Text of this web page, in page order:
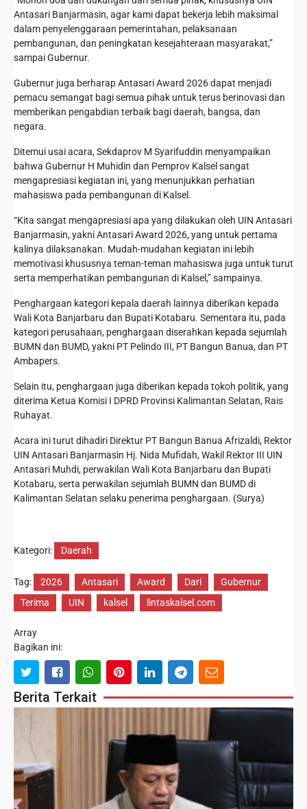
Antasari Banjarmasin, agar kami dapat bekerja lebih maksimal
dalam penyelenggaraan pemerintahan, pelaksanaan
pembangunan, dan peningkatan kesejahteraan masyarakat,”
sampai Gubernur.
Gubernur juga berharap Antasari Award 2026 dapat menjadi
pemacu semangat bagi semua pihak untuk terus berinovasi dan
memberikan pengabdian terbaik bagi daerah, bangsa, dan
negara.
Ditemui usai acara, Sekdaprov M Syarifuddin menyampaikan
bahwa Gubernur H Muhidin dan Pemprov Kalsel sangat
mengapresiasi kegiatan ini, yang menunjukkan perhatian
mahasiswa pada pembangunan di Kalsel.
“Kita sangat mengapresiasi apa yang dilakukan oleh UIN Antasari
Banjarmasin, yakni Antasari Award 2026, yang untuk pertama
kalinya dilaksanakan. Mudah-mudahan kegiatan ini lebih
memotivasi khususnya teman-teman mahasiswa juga untuk turut
serta memperhatikan pembangunan di Kalsel,” sampainya.
Penghargaan kategori kepala daerah lainnya diberikan kepada
Wali Kota Banjarbaru dan Bupati Kotabaru. Sementara itu, pada
kategori perusahaan, penghargaan diserahkan kepada sejumlah
BUMN dan BUMD, yakni PT Pelindo III, PT Bangun Banua, dan PT
Ambapers.
Selain itu, penghargaan juga diberikan kepada tokoh politik, yang
diterima Ketua Komisi I DPRD Provinsi Kalimantan Selatan, Rais
Ruhayat.
Acara ini turut dihadiri Direktur PT Bangun Banua Afrizaldi, Rektor
UIN Antasari Banjarmasin Hj. Nida Mufidah, Wakil Rektor III UIN
Antasari Muhdi, perwakilan Wali Kota Banjarbaru dan Bupati
Kotabaru, serta perwakilan sejumlah BUMN dan BUMD di
Kalimantan Selatan selaku penerima penghargaan. (Surya)
Kategori: Daerah
Tag: 2026 Antasari Award Dari
Gubernur
Terima
UIN kalsel lintaskalsel.com
Array
Bagikan ini:
Berita Terkait